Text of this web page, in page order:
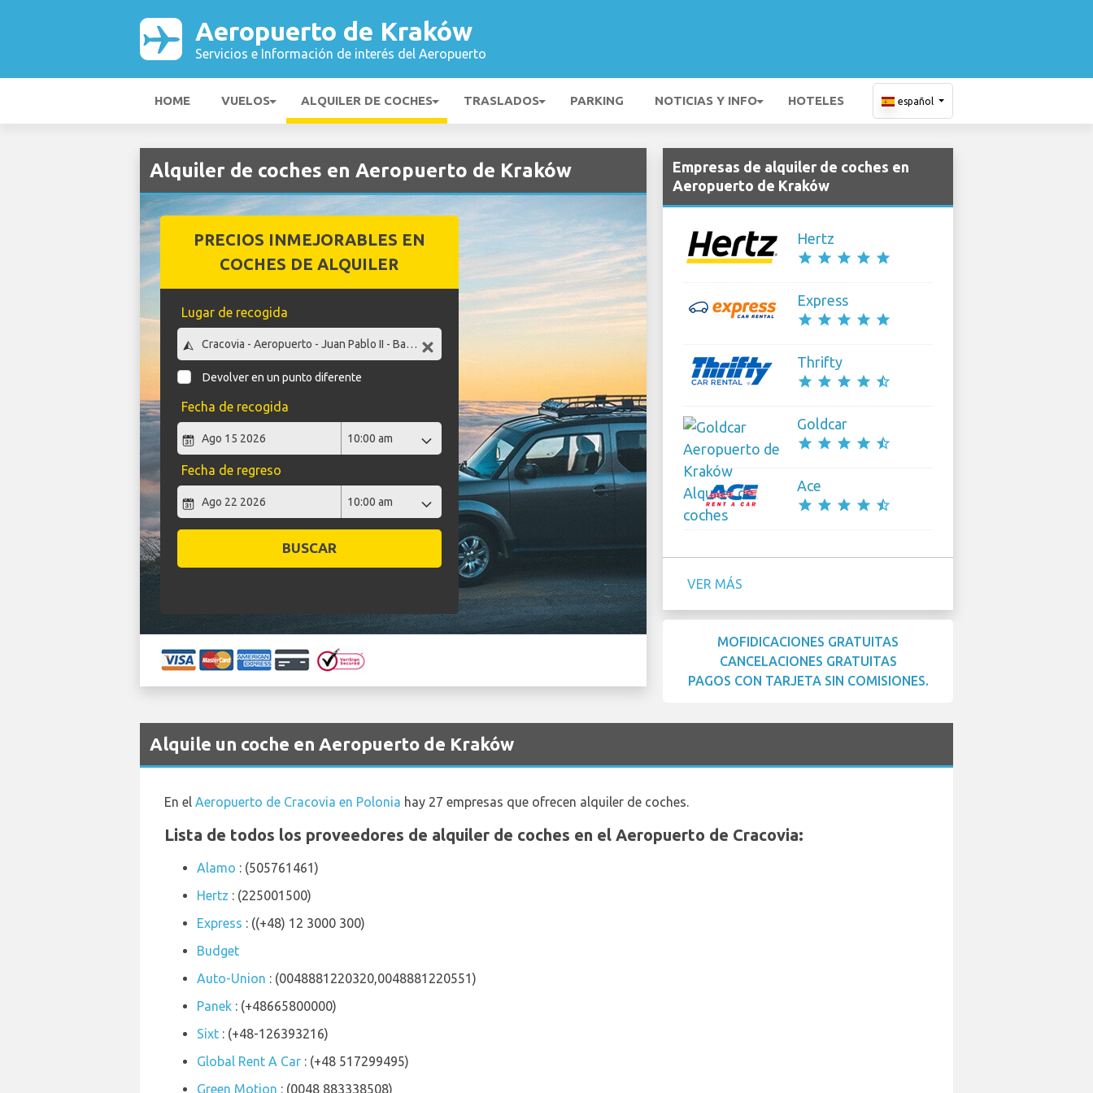
Aeropuerto de Kraków
Servicios e Información de interés del Aeropuerto
HOME VUELOS ALQUILER DE COCHES TRASLADOS PARKING NOTICIAS Y INFO HOTELES español
Alquiler de coches en Aeropuerto de Kraków
PRECIOS INMEJORABLES EN
COCHES DE ALQUILER
Lugar de recogida
Devolver en un punto diferente
Fecha de recogida
Fecha de regreso
BUSCAR
Empresas de alquiler de coches en
Aeropuerto de Kraków
Hertz
star star star star star
Express
star star star star star
Thrifty
star star star star star_half
Goldcar
star star star star star_half
Ace
star star star star star_half
VER MÁS
MOFIDICACIONES GRATUITAS
CANCELACIONES GRATUITAS
PAGOS CON TARJETA SIN COMISIONES.
Alquile un coche en Aeropuerto de Kraków
En el Aeropuerto de Cracovia en Polonia hay 27 empresas que ofrecen alquiler de coches.
Lista de todos los proveedores de alquiler de coches en el Aeropuerto de Cracovia:
Alamo : (505761461)
Hertz : (225001500)
Express : ((+48) 12 3000 300)
Budget
Auto-Union : (0048881220320,0048881220551)
Panek : (+48665800000)
Sixt : (+48-126393216)
Global Rent A Car : (+48 517299495)
Green Motion : (0048 883338508)